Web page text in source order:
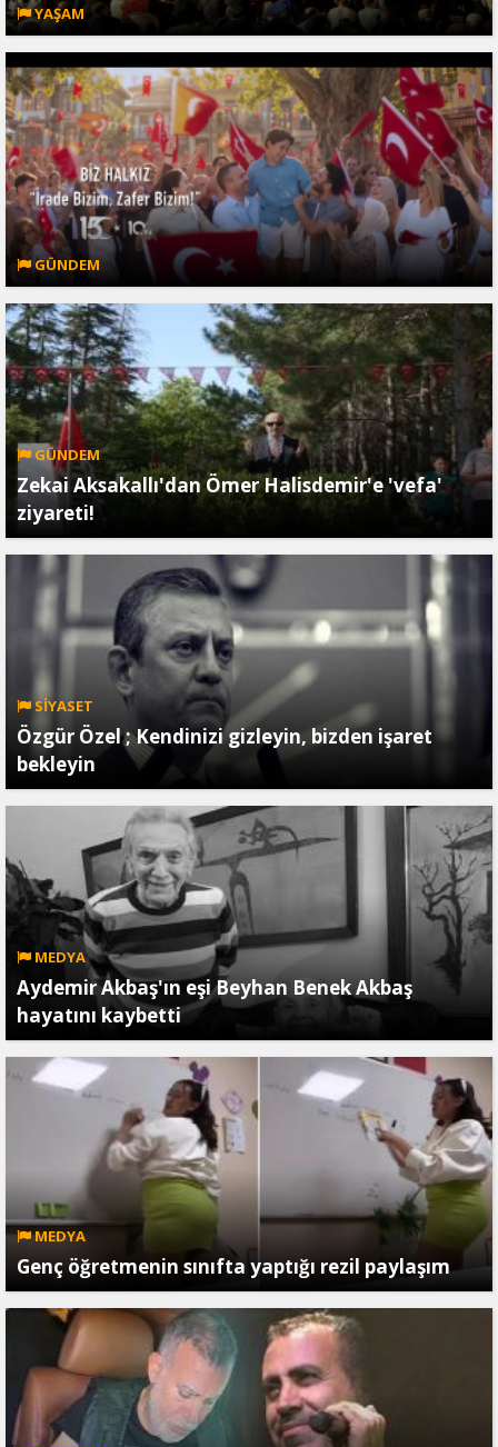
YAŞAM
GÜNDEM
GÜNDEM
Zekai Aksakallı'dan Ömer Halisdemir'e 'vefa'
ziyareti!
SİYASET
Özgür Özel ; Kendinizi gizleyin, bizden işaret
bekleyin
MEDYA
Aydemir Akbaş'ın eşi Beyhan Benek Akbaş
hayatını kaybetti
MEDYA
Genç öğretmenin sınıfta yaptığı rezil paylaşım